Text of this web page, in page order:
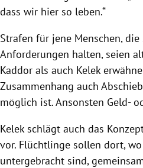
dass wir hier so leben.“
Strafen für jene Menschen,
Anforderungen halten, seien
Kaddor als auch Kelek
Zusammenhang auch
möglich ist. Ansonsten Geld-
Kelekschlägt auch das
vor. Flüchtlinge sollen dort,
untergebracht sind,